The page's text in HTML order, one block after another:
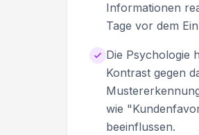
Informationen
Tage vor dem
Die Psychologie
Kontrast gegen
wie
beeinflussen.